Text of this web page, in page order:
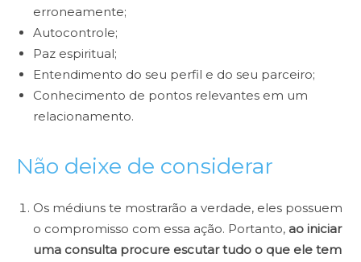
erroneamente;
Autocontrole;
Paz espiritual;
Entendimento do seu perfil e do seu parceiro;
Conhecimento de pontos relevantes em um
relacionamento.
Não deixe de considerar
Os médiuns te mostrarão a verdade, eles possuem
o compromisso com essa ação. Portanto, ao iniciar
uma consulta procure escutar tudo o que ele tem